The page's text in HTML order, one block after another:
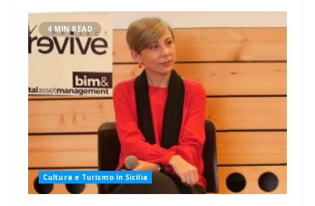
4 MIN READ
Cultura e Turismo in Sicilia